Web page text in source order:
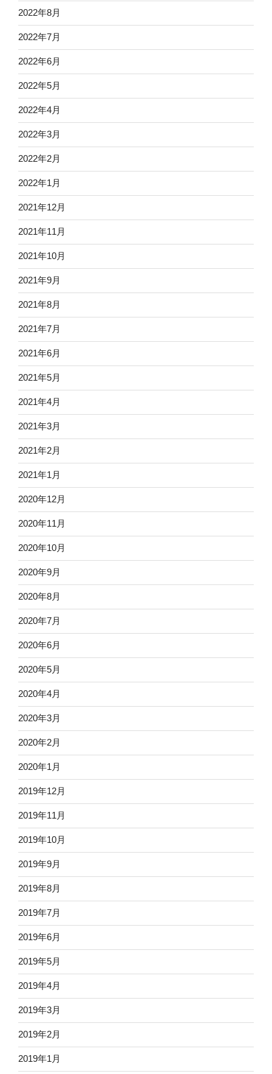
2022年8月
2022年7月
2022年6月
2022年5月
2022年4月
2022年3月
2022年2月
2022年1月
2021年12月
2021年11月
2021年10月
2021年9月
2021年8月
2021年7月
2021年6月
2021年5月
2021年4月
2021年3月
2021年2月
2021年1月
2020年12月
2020年11月
2020年10月
2020年9月
2020年8月
2020年7月
2020年6月
2020年5月
2020年4月
2020年3月
2020年2月
2020年1月
2019年12月
2019年11月
2019年10月
2019年9月
2019年8月
2019年7月
2019年6月
2019年5月
2019年4月
2019年3月
2019年2月
2019年1月